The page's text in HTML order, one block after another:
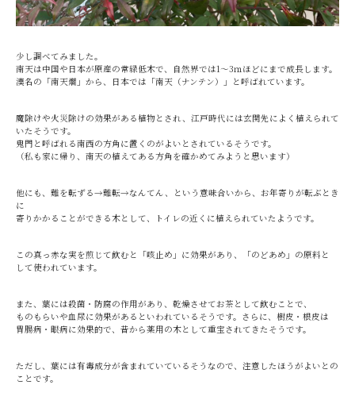
少し調べてみました。
南天は中国や日本が原産の常緑低木で、自然界では1～3ｍほどにまで成長します。
漢名の「南天燗」から、日本では「南天（ナンテン）」と呼ばれています。
魔除けや火災除けの効果がある植物とされ、江戸時代には玄関先によく植えられて
いたそうです。
鬼門と呼ばれる南西の方角に置くのがよいとされているそうです。
（私も家に帰り、南天の植えてある方角を確かめてみようと思います）
他にも、難を転ずる→難転→なんてん、という意味合いから、お年寄りが転ぶとき
に
寄りかかることができる木として、トイレの近くに植えられていたようです。
この真っ赤な実を煎じて飲むと「咳止め」に効果があり、「のどあめ」の原料と
して使われています。
また、葉には殺菌・防腐の作用があり、乾燥させてお茶として飲むことで、
ものもらいや血尿に効果があるといわれているそうです。さらに、樹皮・根皮は
胃腸病・眼病に効果的で、昔から薬用の木として重宝されてきたそうです。
ただし、葉には有毒成分が含まれていているそうなので、注意したほうがよいとの
ことです。